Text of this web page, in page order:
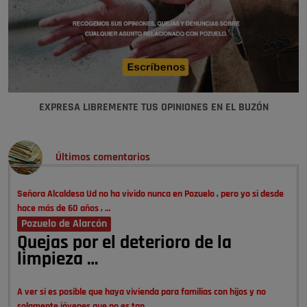
EXPRESA LIBREMENTE TUS OPINIONES EN EL BUZÓN
Últimos comentarios
Señora Alcaldesa Ud no ha vivido nunca en Pozuelo , pero yo si desde
hace más de 60 años , …
Pozuelo de Alarcón
Quejas por el deterioro de la
limpieza …
A ver si es posible que haya vivienda para familias con hijos y no